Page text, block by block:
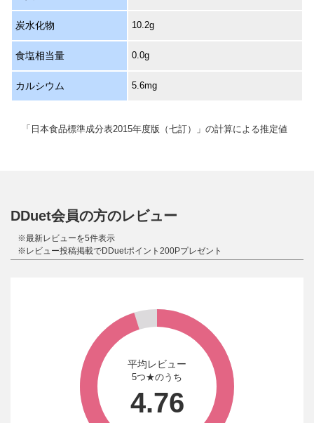
炭水化物 10.2g
食塩相当量 0.0g
カルシウム 5.6mg
「日本食品標準成分表2015年度版（七訂）」の計算による推定値
DDuet会員の方のレビュー
※最新レビューを5件表示
※レビュー投稿掲載でDDuetポイント200Pプレゼント
平均レビュー
5つ★のうち
4.76